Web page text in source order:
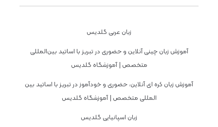
زبان عربی گلدیس
آموزش زبان چینی آنلاین و حضوری در تبریز با اساتید بین‌المللی
متخصص | آموزشگاه گلدیس
آموزش زبان کره ای آنلاین، حضوری و خودآموز در تبریز با اساتید بین
المللی متخصص | آموزشگاه گلدیس
زبان اسپانیایی گلدیس